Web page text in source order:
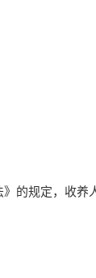
的规定，收养